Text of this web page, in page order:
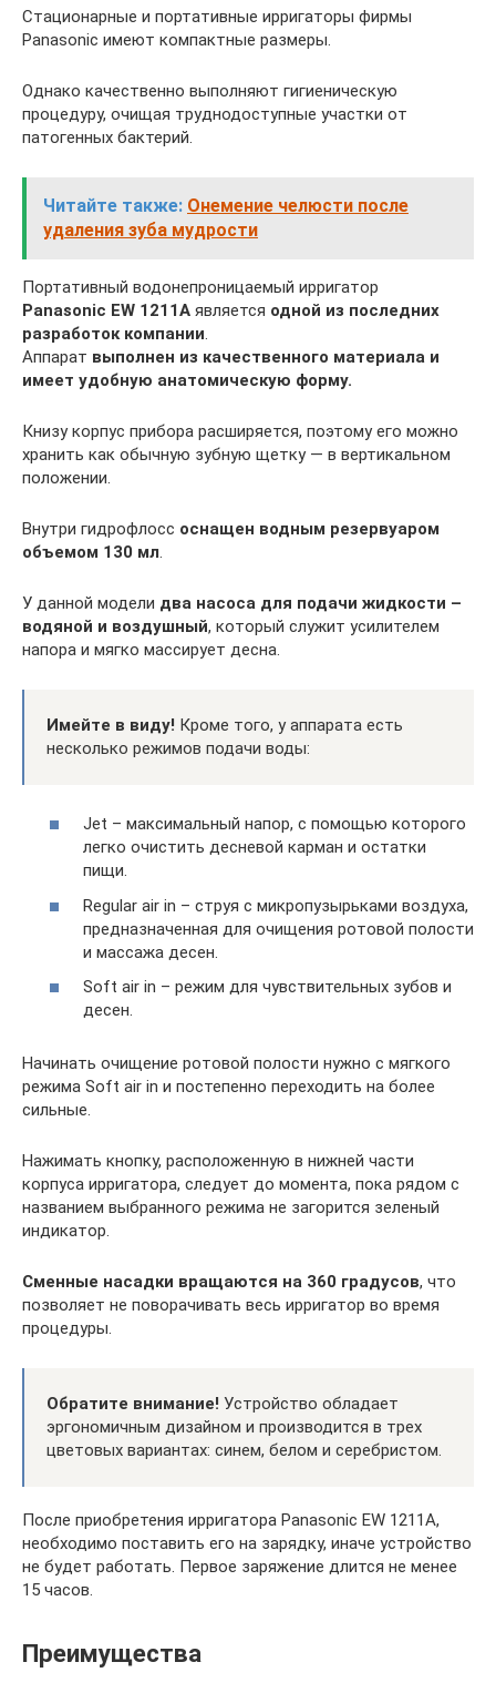
Стационарные и портативные ирригаторы фирмы
Panasonic имеют компактные размеры.
Однако качественно выполняют гигиеническую
процедуру, очищая труднодоступные участки от
патогенных бактерий.
Читайте также: Онемение челюсти после
удаления зуба мудрости
Портативный водонепроницаемый ирригатор
Panasonic EW 1211A является одной из последних
разработок компании.
Аппарат выполнен из качественного материала и
имеет удобную анатомическую форму.
Книзу корпус прибора расширяется, поэтому его можно
хранить как обычную зубную щетку — в вертикальном
положении.
Внутри гидрофлосс оснащен водным резервуаром
объемом 130 мл.
У данной модели два насоса для подачи жидкости –
водяной и воздушный, который служит усилителем
напора и мягко массирует десна.
Имейте в виду! Кроме того, у аппарата есть
несколько режимов подачи воды:
Jet – максимальный напор, с помощью которого
легко очистить десневой карман и остатки
пищи.
Regular air in – струя с микропузырьками воздуха,
предназначенная для очищения ротовой полости
и массажа десен.
Soft air in – режим для чувствительных зубов и
десен.
Начинать очищение ротовой полости нужно с мягкого
режима Soft air in и постепенно переходить на более
сильные.
Нажимать кнопку, расположенную в нижней части
корпуса ирригатора, следует до момента, пока рядом с
названием выбранного режима не загорится зеленый
индикатор.
Сменные насадки вращаются на 360 градусов, что
позволяет не поворачивать весь ирригатор во время
процедуры.
Обратите внимание! Устройство обладает
эргономичным дизайном и производится в трех
цветовых вариантах: синем, белом и серебристом.
После приобретения ирригатора Panasonic EW 1211A,
необходимо поставить его на зарядку, иначе устройство
не будет работать. Первое заряжение длится не менее
15 часов.
Преимущества